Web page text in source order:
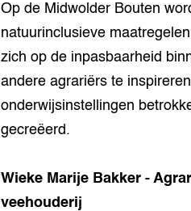
Op de Midwolder Bouten
natuurinclusieve
zich op de inpasbaarheid
andere agrariërs te
onderwijsinstellingen
gecreëerd.
Wieke Marije Bakker -
veehouderij